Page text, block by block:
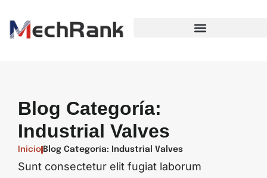
Blog Categoría:
Industrial Valves
Inicio Blog Categoría: Industrial Valves
Sunt consectetur elit fugiat laborum